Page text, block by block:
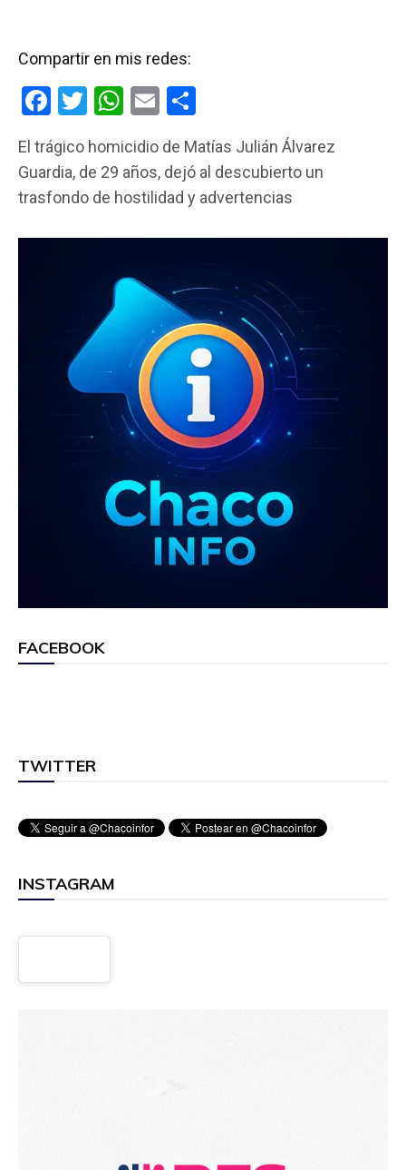
Compartir en mis redes:
F
ce
b
o
T
tt
er
W
at
s
p
p
E
ail m
p
tir
El trágico homicidio de Matías Julián Álvarez
Guardia, de 29 años, dejó al descubierto un
trasfondo de hostilidad y advertencias
FACEBOOK
TWITTER
INSTAGRAM